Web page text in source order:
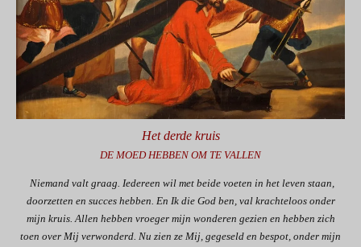
Het derde kruis
DE MOED HEBBEN OM TE VALLEN
Niemand valt graag. Iedereen wil met beide voeten in het leven staan,
doorzetten en succes hebben. En Ik die God ben, val krachteloos onder
mijn kruis. Allen hebben vroeger mijn wonderen gezien en hebben zich
toen over Mij verwonderd. Nu zien ze Mij, gegeseld en bespot, onder mijn